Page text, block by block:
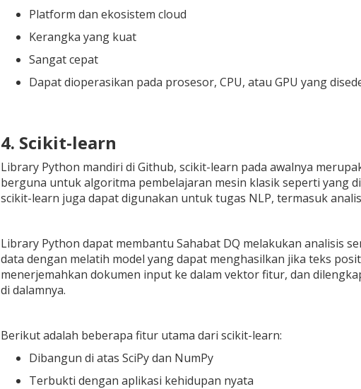
Platform dan ekosistem cloud
Kerangka yang kuat
Sangat cepat
Dapat dioperasikan pada prosesor, CPU, atau GPU yang
4. Scikit-learn
Library Python mandiri di Github, scikit-learn pada awalnya
berguna untuk algoritma pembelajaran mesin klasik seperti yang
scikit-learn juga dapat digunakan untuk tugas NLP, termasuk
Library Python dapat membantu Sahabat DQ melakukan analisis
data dengan melatih model yang dapat menghasilkan jika teks
menerjemahkan dokumen input ke dalam vektor fitur, dan
di dalamnya.
Berikut adalah beberapa fitur utama dari scikit-learn:
Dibangun di atas SciPy dan NumPy
Terbukti dengan aplikasi kehidupan nyata